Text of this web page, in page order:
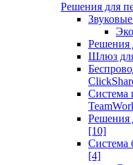
Решения для
Решения
Шлюз
Система
Решения
[10]
Система
[4]